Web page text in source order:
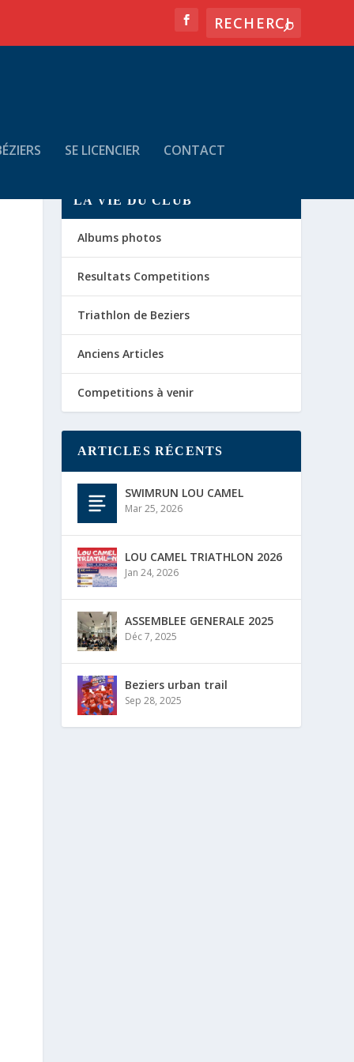
SE LICENCIER CONTACT
LA VIE DU CLUB
Albums photos
Resultats Competitions
Triathlon de Beziers
Anciens Articles
Competitions à venir
ARTICLES RÉCENTS
SWIMRUN LOU CAMEL
Mar 25, 2026
LOU CAMEL TRIATHLON 2026
Jan 24, 2026
ASSEMBLEE GENERALE 2025
Déc 7, 2025
Beziers urban trail
Sep 28, 2025